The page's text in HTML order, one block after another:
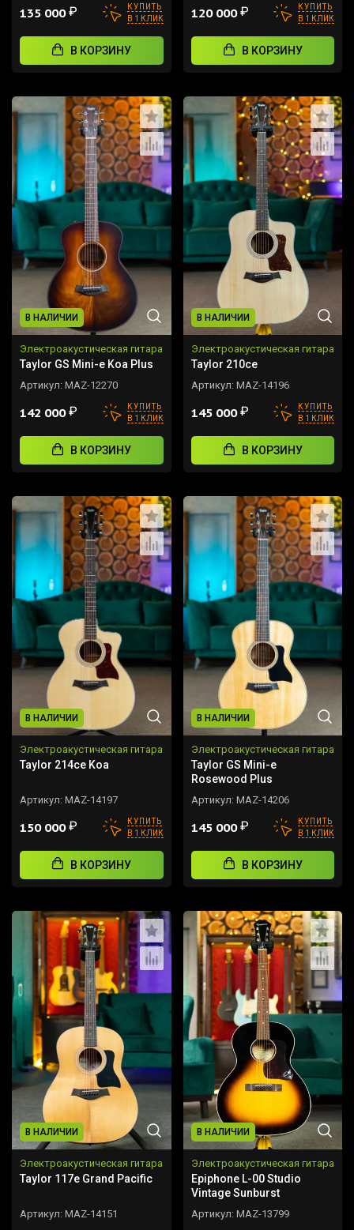
135 000₽
КУПИТЬ
В 1 КЛИК
В КОРЗИНУ
120 000₽
КУПИТЬ
В 1 КЛИК
В КОРЗИНУ
В НАЛИЧИИ
Электроакустическая гитара
Taylor GS Mini-e Koa Plus
Артикул: MAZ-12270
142 000₽
КУПИТЬ
В 1 КЛИК
В КОРЗИНУ
В НАЛИЧИИ
Электроакустическая гитара
Taylor 210ce
Артикул: MAZ-14196
145 000₽
КУПИТЬ
В 1 КЛИК
В КОРЗИНУ
В НАЛИЧИИ
Электроакустическая гитара
Taylor 214ce Koa
Артикул: MAZ-14197
150 000₽
КУПИТЬ
В 1 КЛИК
В КОРЗИНУ
В НАЛИЧИИ
Электроакустическая гитара
Taylor GS Mini-e
Rosewood Plus
Артикул: MAZ-14206
145 000₽
КУПИТЬ
В 1 КЛИК
В КОРЗИНУ
В НАЛИЧИИ
Электроакустическая гитара
Taylor 117e Grand Pacific
Артикул: MAZ-14151
В НАЛИЧИИ
Электроакустическая гитара
Epiphone L-00 Studio
Vintage Sunburst
Артикул: MAZ-13799